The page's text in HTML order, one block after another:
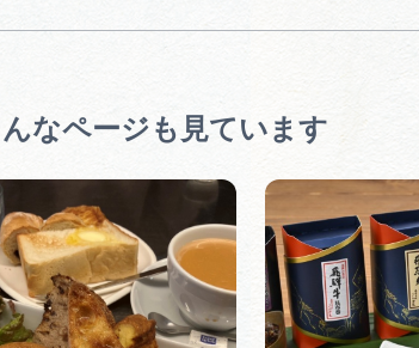
なページも見ています